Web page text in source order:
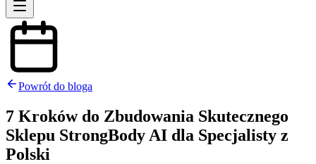
Powrót do bloga
7 Kroków do Zbudowania Skutecznego
Sklepu StrongBody AI dla Specjalisty z
Polski